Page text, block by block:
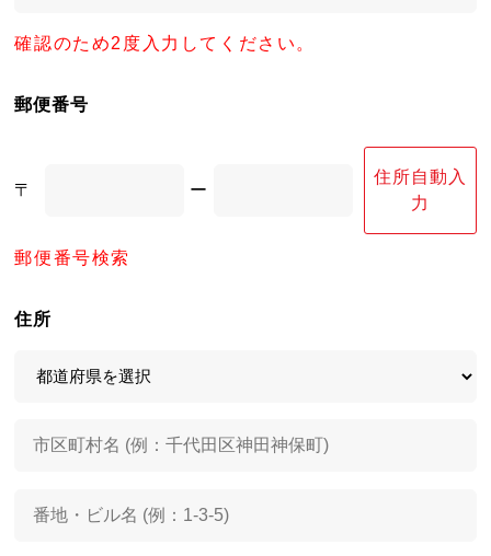
確認のため2度入力してください。
郵便番号
〒 ー
住所自動入
力
郵便番号検索
住所